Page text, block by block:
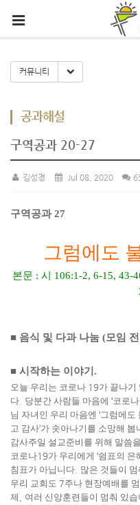
커뮤니티 Toggle Dropdown
공과해설
구역공과 20-27
김성경 Jul 08, 2020
구역공과27
그럼에도
본문 : 시 106:1-2, 6-15, 43-
■ 음식 및 다과 나눔 (모임
■ 시작하는 이야기 .
오늘 우리는 코로나 19가 끝나기
다 당분간 사람들 마음에 ‘코로나
님 자녀인 우리 마음엔 ‘그럼에도
고 감사’가 솟아나기를 소망해 봅
감사주일 설교준비를 위해 말씀
코로나19가 우리에게 ‘쉼표의 은
침표가 아닙니다 많은 것들이 멈
우리 교회도 7주나 현장예배를
제
여러 신앙훈련들이 멈춰 있